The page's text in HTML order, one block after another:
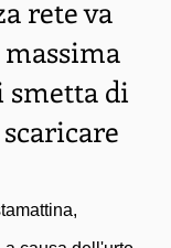
rete va
smetta di